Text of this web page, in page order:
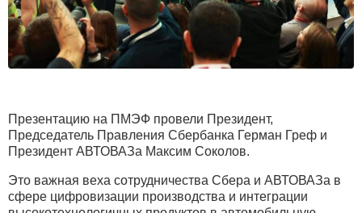
Презентацию на ПМЭФ провели Президент,
Председатель Правления Сбербанка Герман Греф и
Президент АВТОВАЗа Максим Соколов.
Это важная веха сотрудничества Сбера и АВТОВАЗа в
сфере цифровизации производства и интеграции